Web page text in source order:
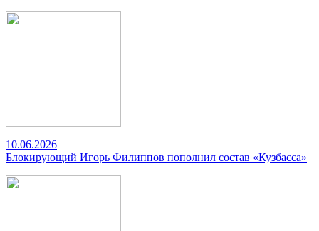
10.06.2026
Блокирующий Игорь Филиппов пополнил состав «Кузбасса»